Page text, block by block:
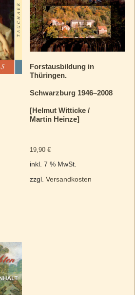
Forstausbildung in
Thüringen.
Schwarzburg 1946–2008
[Helmut Witticke /
Martin Heinze]
19,90€
inkl. 7 % MwSt.
zzgl.Versandkosten